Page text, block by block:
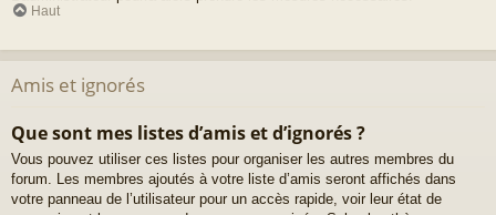
Haut
Amis et ignorés
Que sont mes listes d’amis et d’ignorés ?
Vous pouvez utiliser ces listes pour organiser les autres membres du
forum. Les membres ajoutés à votre liste d’amis seront affichés dans
votre panneau de l’utilisateur pour un accès rapide, voir leur état de